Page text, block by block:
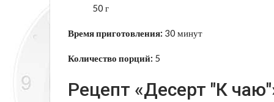
50 г
Время приготовления: 30 минут
Количество порций: 5
Рецепт «Десерт "К